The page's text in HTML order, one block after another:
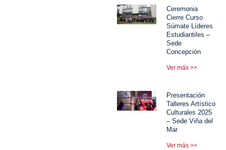
Ceremonia
Cierre Curso
Súmate Líderes
Estudiantiles –
Sede
Concepción
Ver más >>
Presentación
Talleres Artístico
Culturales 2025
– Sede Viña del
Mar
Ver más >>